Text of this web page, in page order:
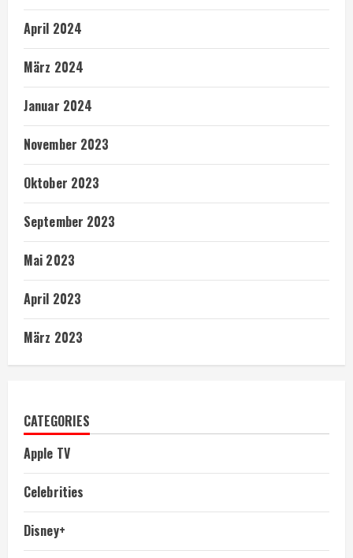
April 2024
März 2024
Januar 2024
November 2023
Oktober 2023
September 2023
Mai 2023
April 2023
März 2023
CATEGORIES
Apple TV
Celebrities
Disney+